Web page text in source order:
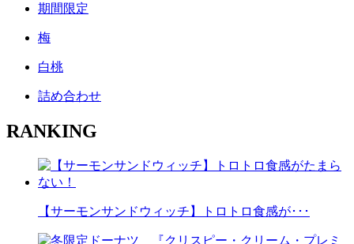
期間限定
梅
白桃
詰め合わせ
RANKING
【サーモンサンドウィッチ】トロトロ食感が･･･